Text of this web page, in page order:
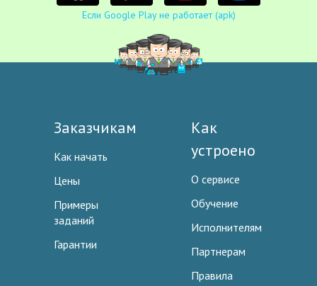
Если Google Play не работает (apk)
Заказчикам
Как начать
Цены
Примеры
заданий
Гарантии
Как
устроено
О сервисе
Обучение
Исполнителям
Партнерам
Правила